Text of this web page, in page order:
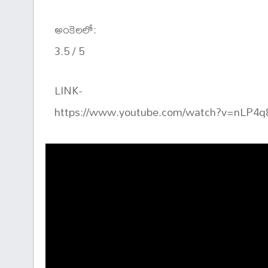
అంకెలలో:
3.5 / 5
LINK-
https://www.youtube.com/